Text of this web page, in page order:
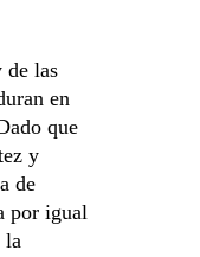
de las
en
que
y
de
por igual
la